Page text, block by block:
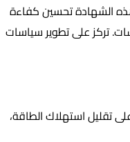
الشهادة تحسين كفاءة
تركز على تطوير سياسات
تقليل استهلاك الطاقة،